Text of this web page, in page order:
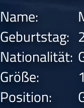
Name:
Geburtstag:
Nationalität:
Größe:
Position: